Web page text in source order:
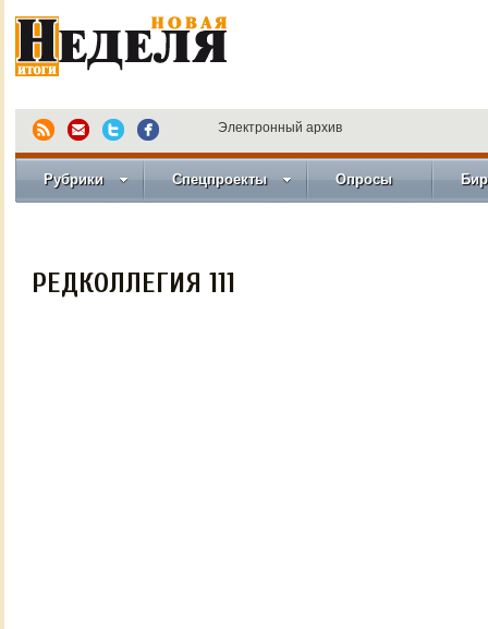
Электронный архив
Рубрики Спецпроекты Опросы
РЕДКОЛЛЕГИЯ 111